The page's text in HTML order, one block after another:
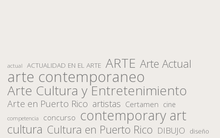
actual ACTUALIDAD EN EL ARTE ARTE Arte Actual
arte contemporaneo
Arte Cultura y Entretenimiento
Arte en Puerto Rico artistas Certamen cine
competencia concurso contemporary art
cultura Cultura en Puerto Rico DIBUJO diseño